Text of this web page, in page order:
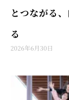
とつながる
る
2026年6月30日